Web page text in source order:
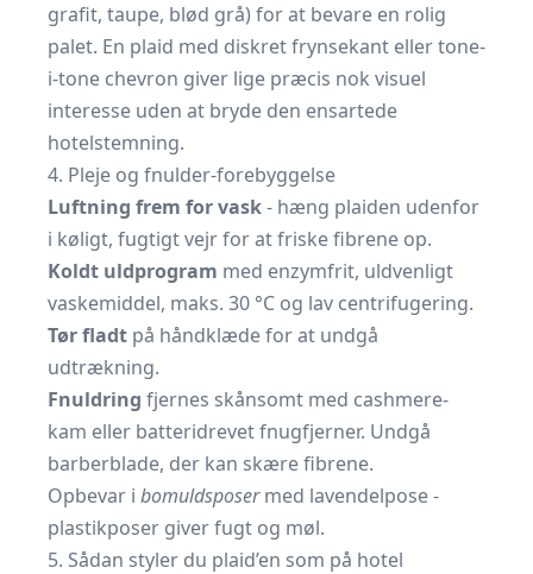
grafit, taupe, blød grå) for at bevare en rolig
palet. En plaid med diskret frynsekant eller tone-
i-tone chevron giver lige præcis nok visuel
interesse uden at bryde den ensartede
hotelstemning.
4. Pleje og fnulder-forebyggelse
Luftning frem for vask- hæng plaiden udenfor
i køligt, fugtigt vejr for at friske fibrene op.
Koldt uldprogram med enzymfrit, uldvenligt
vaskemiddel, maks. 30 °C og lav centrifugering.
Tør fladt på håndklæde for at undgå
udtrækning.
Fnuldring fjernes skånsomt med cashmere-
kam eller batteridrevet fnugfjerner. Undgå
barberblade, der kan skære fibrene.
Opbevar i bomuldsposermed lavendelpose -
plastikposer giver fugt og møl.
5. Sådan styler du plaid’en som på hotel